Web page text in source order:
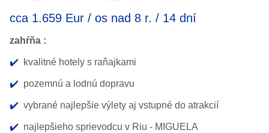
cca 1.659 Eur / os nad 8 r. / 14 dní
zahŕňa :
✔️ kvalitné hotely s raňajkami
✔️ pozemnú a lodnú dopravu
✔️ vybrané najlepšie výlety aj vstupné do atrakcií
✔️ najlepšieho sprievodcu v Riu - MIGUELA